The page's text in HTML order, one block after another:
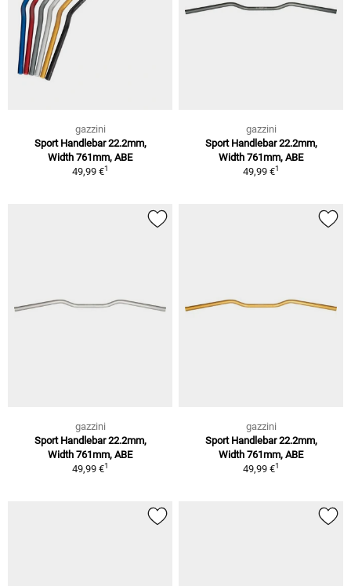
gazzini
Sport Handlebar 22.2mm,
Width 761mm, ABE
49,99 €1
gazzini
Sport Handlebar 22.2mm,
Width 761mm, ABE
49,99 €1
gazzini
Sport Handlebar 22.2mm,
Width 761mm, ABE
49,99 €1
gazzini
Sport Handlebar 22.2mm,
Width 761mm, ABE
49,99 €1